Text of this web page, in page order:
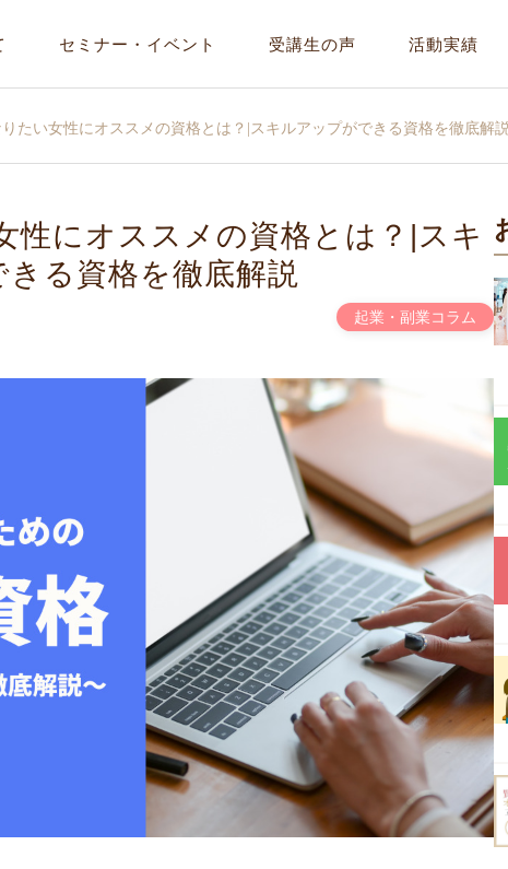
セミナー・イベント 受講生の声 活動実績
たい女性にオススメの資格とは？|スキルアップができる資格を徹底解説
性にオススメの資格とは？|スキ
る資格を徹底解説
起業・副業コラム